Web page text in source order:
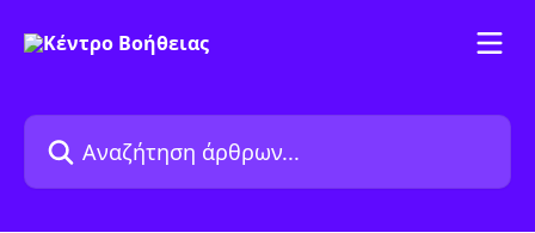
Αναζήτηση άρθρων...